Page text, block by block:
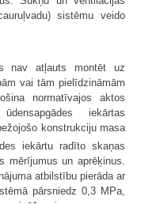
sistēmu veido
nav atļauts montēt uz
vai tām pielīdzināmām
normatīvajos aktos
iekārtas
konstrukciju masa
iekārtu radīto skaņas
mērījumus un aprēķinus.
atbilstību pierāda ar
pārsniedz 0,3 MPa,